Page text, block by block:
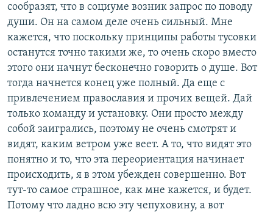
сообразят, что в социуме возник запрос по поводу
души. Он на самом деле очень сильный. Мне
кажется, что поскольку принципы работы тусовки
останутся точно такими же, то очень скоро вместо
этого они начнут бесконечно говорить о душе. Вот
тогда начнется конец уже полный. Да еще с
привлечением православия и прочих вещей. Дай
только команду и установку. Они просто между
собой заигрались, поэтому не очень смотрят и
видят, каким ветром уже веет. А то, что видят это
понятно и то, что эта переориентация начинает
происходить, я в этом убежден совершенно. Вот
тут-то самое страшное, как мне кажется, и будет.
Потому что ладно всю эту чепуховину, а вот